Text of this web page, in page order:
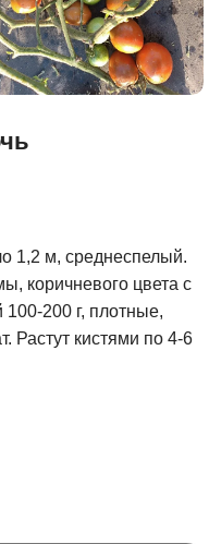
1,2 м, среднеспелый.
коричневого цвета с
200 г, плотные,
Растут кистями по 4-6